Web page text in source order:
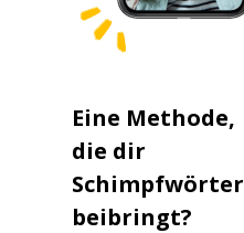
Eine Methode,
die dir
Schimpfwörter
beibringt?